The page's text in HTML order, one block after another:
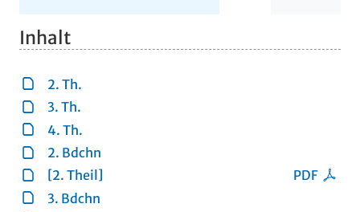
Inhalt
2. Th.
3. Th.
4. Th.
2. Bdchn
PDF
[2. Theil]
3. Bdchn